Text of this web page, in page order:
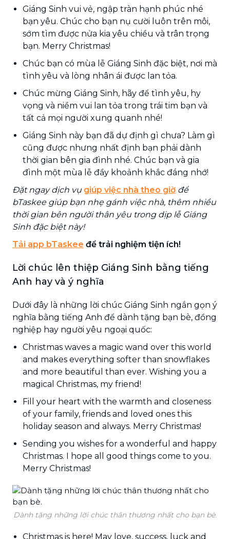
Giáng Sinh vui vẻ, ngập tràn hạnh phúc nhé
bạn yêu. Chúc cho bạn nụ cười luôn trên môi,
sớm tìm được nửa kia yêu chiều và trân trọng
bạn. Merry Christmas!
Chúc bạn có mùa lễ Giáng Sinh đặc biệt, nơi mà
tình yêu và lòng nhân ái được lan tỏa.
Chúc mừng Giáng Sinh, hãy để tình yêu, hy
vọng và niềm vui lan tỏa trong trái tim bạn và
tất cả mọi người xung quanh nhé!
Giáng Sinh này bạn đã dự định gì chưa? Làm gì
cũng được nhưng nhất định bạn phải dành
thời gian bên gia đình nhé. Chúc bạn và gia
đình một mùa lễ đầy khoảnh khắc đáng nhớ!
Đặt ngay dịch vụ giúp việc nhà theo giờ để
bTaskee giúp bạn nhẹ gánh việc nhà, thêm nhiều
thời gian bên người thân yêu trong dịp lễ Giáng
Sinh đặc biệt này!
Tải app bTaskee để trải nghiệm tiện ích!
Lời chúc lên thiệp Giáng Sinh bằng tiếng
Anh hay và ý nghĩa
Dưới đây là những lời chúc Giáng Sinh ngắn gọn ý
nghĩa bằng tiếng Anh để dành tặng bạn bè, đồng
nghiệp hay người yêu ngoại quốc:
Christmas waves a magic wand over this world
and makes everything softer than snowflakes
and more beautiful than ever. Wishing you a
magical Christmas, my friend!
Fill your heart with the warmth and closeness
of your family, friends and loved ones this
holiday season and always. Merry Christmas!
Sending you wishes for a wonderful and happy
Christmas. I hope all good things come to you.
Merry Christmas!
Dành tặng những lời chúc thân thương nhất cho bạn bè.
Christmas is here! May love, success, luck and